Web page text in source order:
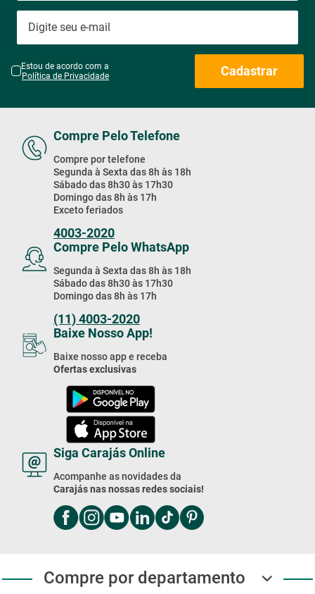
Estou de acordo com a
Política de Privacidade
Cadastrar
Compre Pelo Telefone
Compre por telefone
Segunda à Sexta das 8h às 18h
Sábado das 8h30 às 17h30
Domingo das 8h às 17h
Exceto feriados
4003-2020
Compre Pelo WhatsApp
Segunda à Sexta das 8h às 18h
Sábado das 8h30 às 17h30
Domingo das 8h às 17h
(11) 4003-2020
Baixe Nosso App!
Baixe nosso app e receba
Ofertas exclusivas
Siga Carajás Online
Acompanhe as novidades da
Carajás nas nossas redes sociais!
Compre por departamento